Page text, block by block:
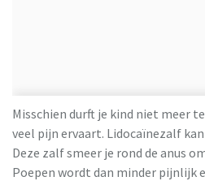
Misschien durft je kind niet meer
veel pijn ervaart. Lidocaïnezalf
Deze zalf smeer je rond de anus
Poepen wordt dan minder pijnlijk